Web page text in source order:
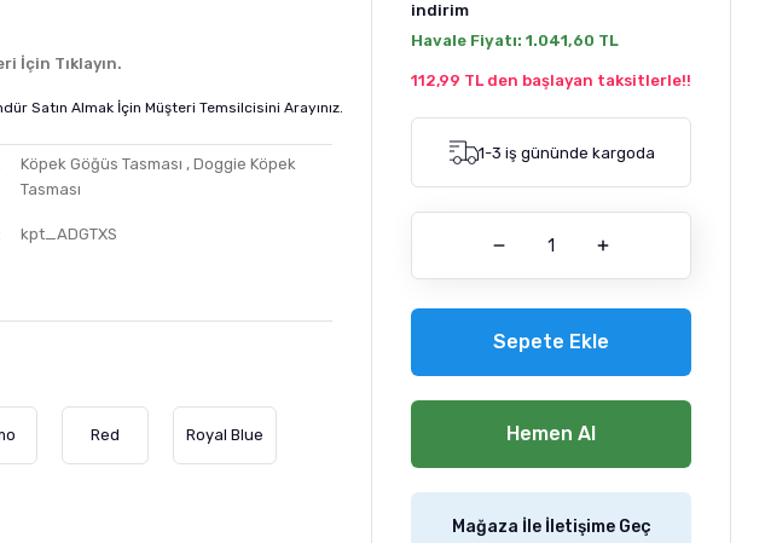
İçin Tıklayın.
Satın Almak İçin Müşteri Temsilcisini Arayınız.
Köpek Göğüs Tasması , Doggie Köpek
Tasması
kpt_ADGTXS
Red Royal Blue
indirim
Havale Fiyatı: 1.041,60 TL
112,99 TL den başlayan taksitlerle!!
1-3 iş gününde kargoda
Sepete Ekle
Hemen Al
Mağaza İle İletişime Geç